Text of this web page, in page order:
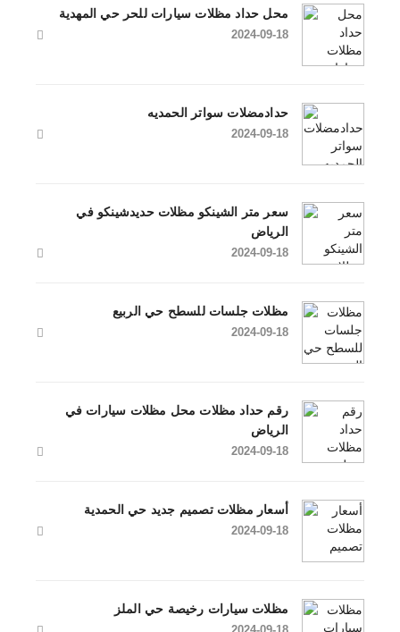
محل حداد مظلات سيارات للحر حي المهدية
2024-09-18
حدادمضلات سواتر الحمديه
2024-09-18
سعر متر الشينكو مظلات حديدشينكو في
الرياض
2024-09-18
مظلات جلسات للسطح حي الربيع
2024-09-18
رقم حداد مظلات محل مظلات سيارات في
الرياض
2024-09-18
أسعار مظلات تصميم جديد حي الحمدية
2024-09-18
مظلات سيارات رخيصة حي الملز